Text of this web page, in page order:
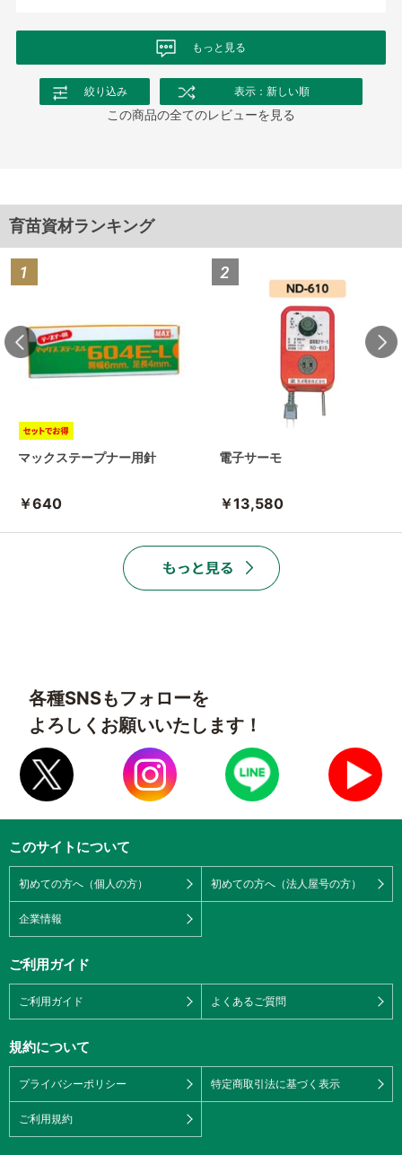
もっと見る
絞り込み 表示：新しい順
この商品の全てのレビューを見る
育苗資材ランキング
マックステープナー用針
￥640
電子サーモ
￥13,580
各種SNSもフォローを
よろしくお願いいたします！
このサイトについて
初めての方へ（個人の方） 初めての方へ（法人屋号の方）
企業情報
ご利用ガイド
ご利用ガイド よくあるご質問
規約について
プライバシーポリシー 特定商取引法に基づく表示
ご利用規約